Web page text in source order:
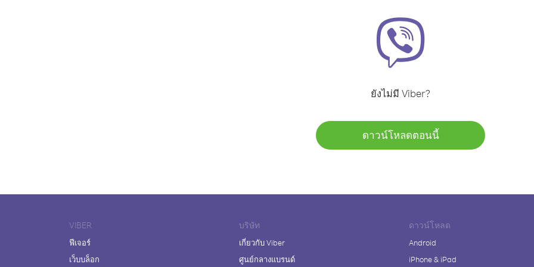
ยังไม่มี Viber?
ดาวน์โหลดตอนนี้
VIBER
ฟีเจอร์
เว็บบล็อก
บริษัท
เกี่ยวกับ Viber
ศูนย์กลางแบรนด์
ดาวน์โหลด
Android
iPhone & iPad